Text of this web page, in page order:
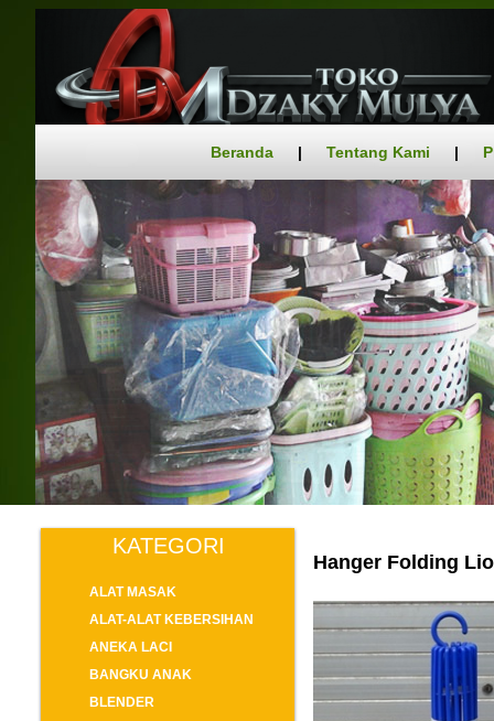
Beranda | Tentang Kami |
KATEGORI
ALAT MASAK
ALAT-ALAT KEBERSIHAN
ANEKA LACI
BANGKU ANAK
BLENDER
Hanger Folding